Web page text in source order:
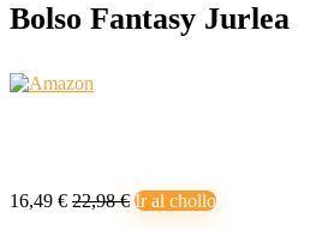
Bolso Fantasy Jurlea
16,49 € 22,98 € Ir al chollo